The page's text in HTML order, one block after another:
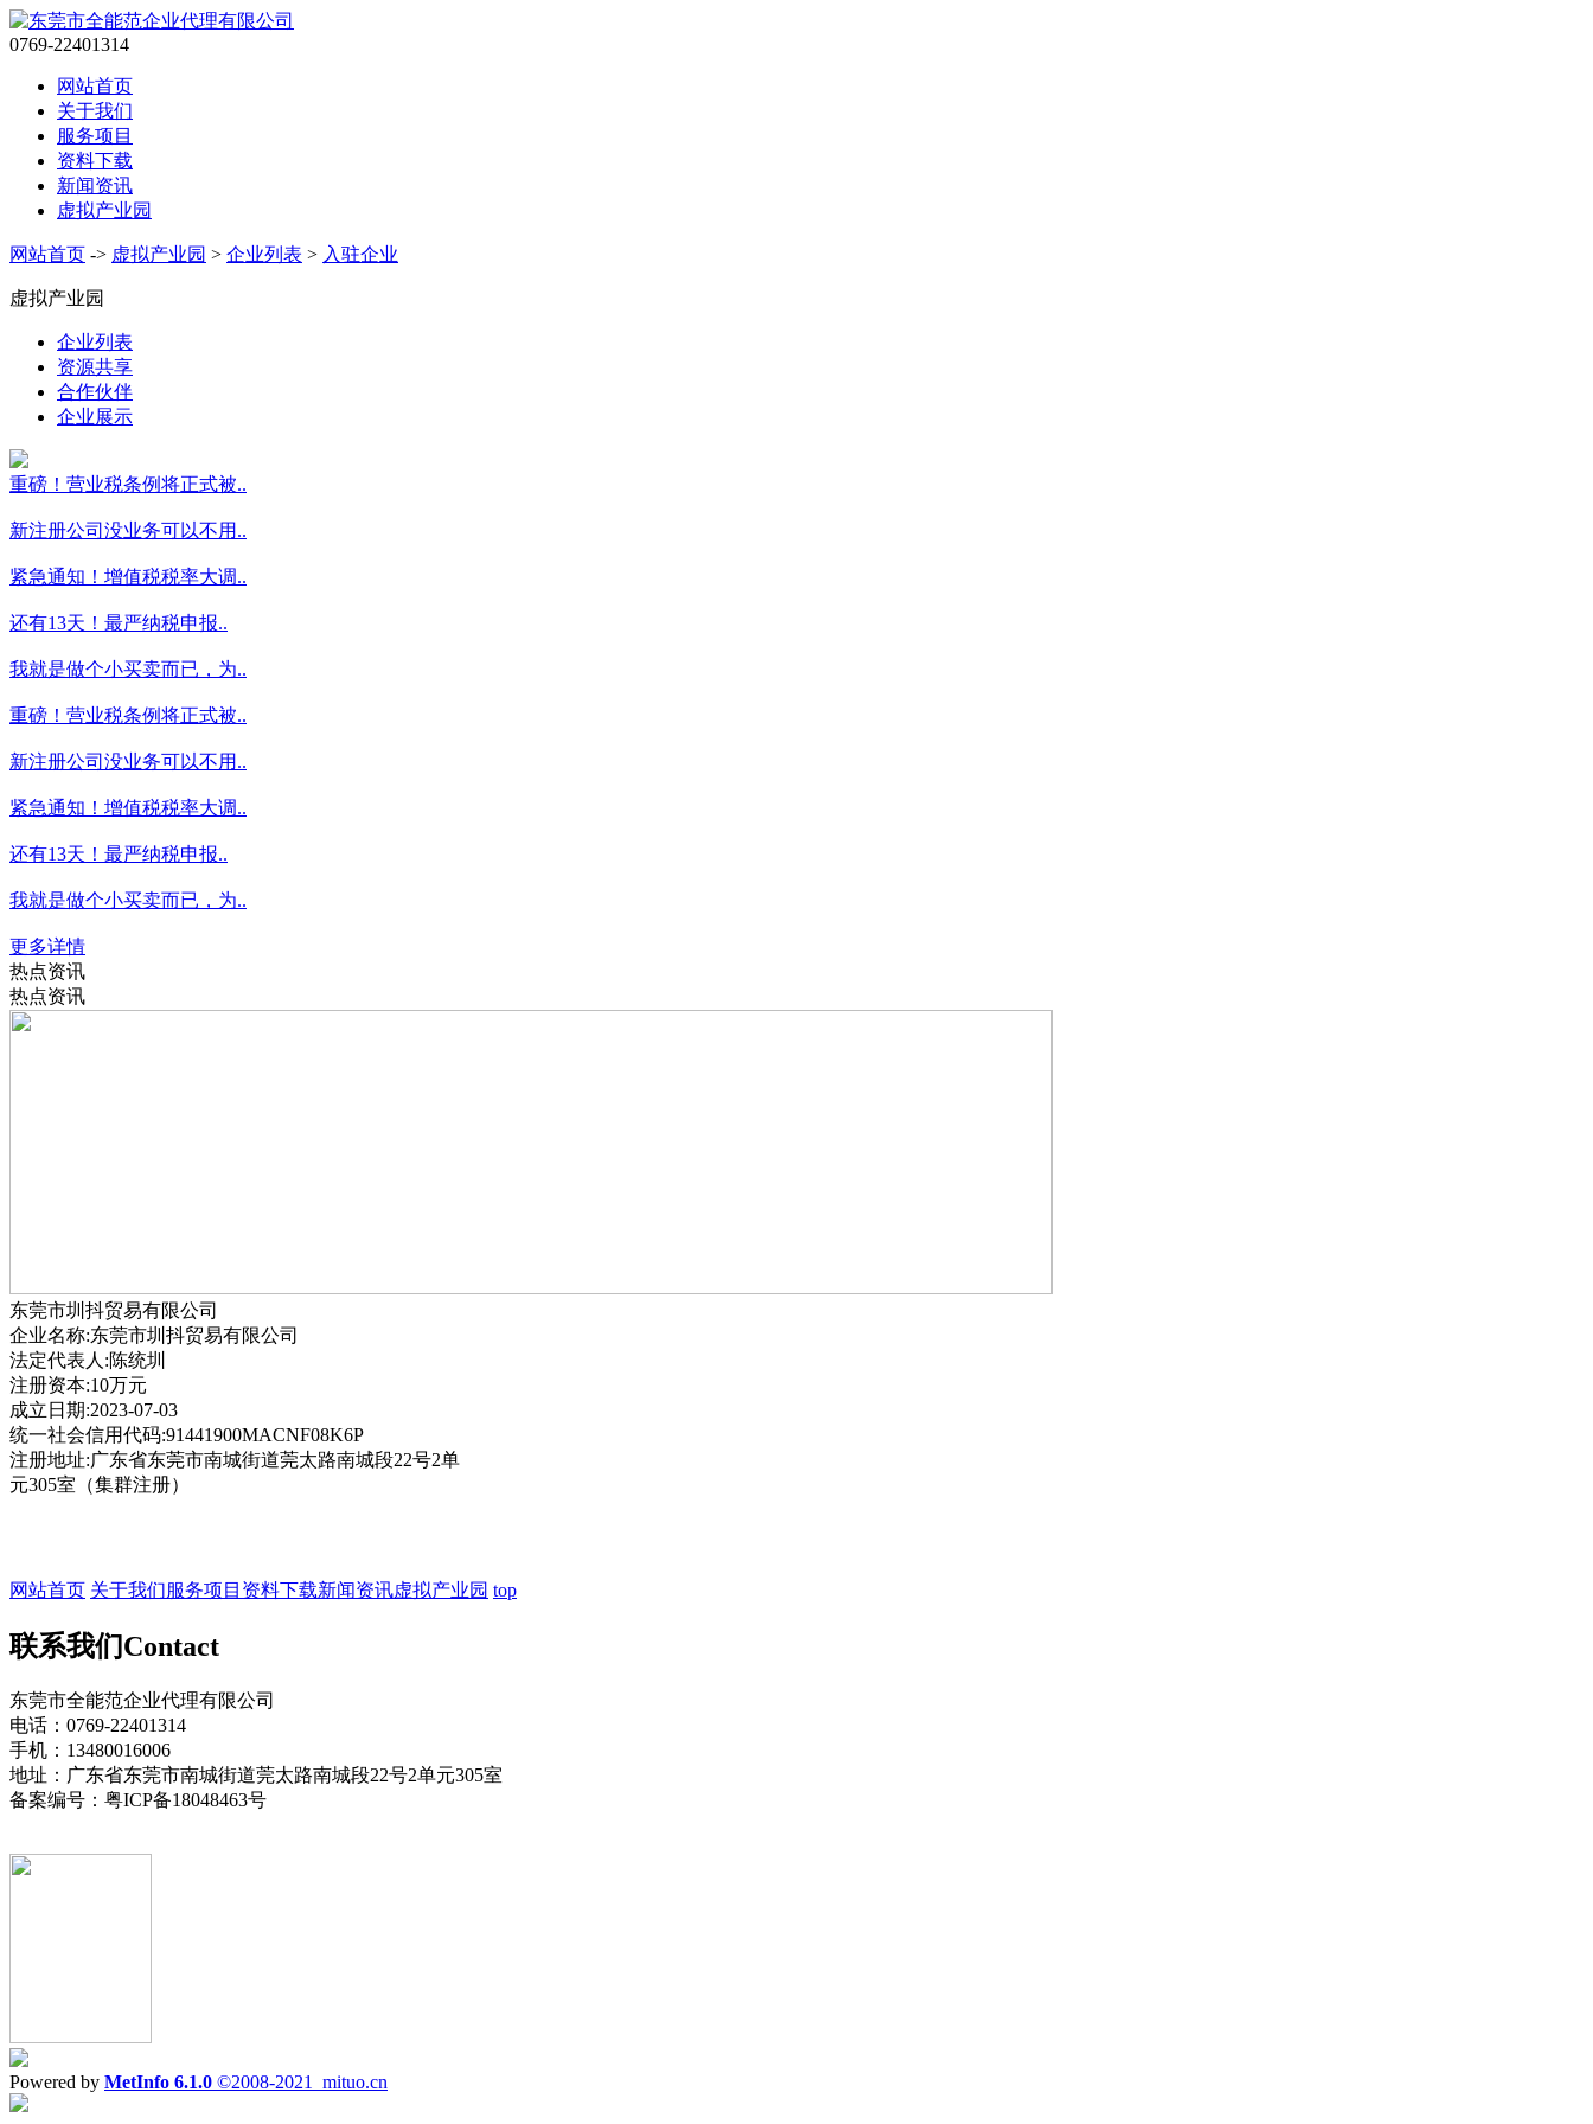
0769-22401314
网站首页
关于我们
服务项目
资料下载
新闻资讯
虚拟产业园
网站首页 -> 虚拟产业园 > 企业列表 > 入驻企业
虚拟产业园
企业列表
资源共享
合作伙伴
企业展示
重磅！营业税条例将正式被..
新注册公司没业务可以不用..
紧急通知！增值税税率大调..
还有13天！最严纳税申报..
我就是做个小买卖而已，为..
重磅！营业税条例将正式被..
新注册公司没业务可以不用..
紧急通知！增值税税率大调..
还有13天！最严纳税申报..
我就是做个小买卖而已，为..
更多详情
热点资讯
热点资讯
东莞市圳抖贸易有限公司
企业名称:东莞市圳抖贸易有限公司
法定代表人:陈统圳
注册资本:10万元
成立日期:2023-07-03
统一社会信用代码:91441900MACNF08K6P
注册地址:广东省东莞市南城街道莞太路南城段22号2单
元305室（集群注册）
网站首页 关于我们服务项目 资料下载新闻资讯虚拟产业园 top
联系我们Contact
东莞市全能范企业代理有限公司
电话：0769-22401314
手机：13480016006
地址：广东省东莞市南城街道莞太路南城段22号2单元305室
备案编号：粤ICP备18048463号
Powered by MetInfo 6.1.0 ©2008-2021 mituo.cn